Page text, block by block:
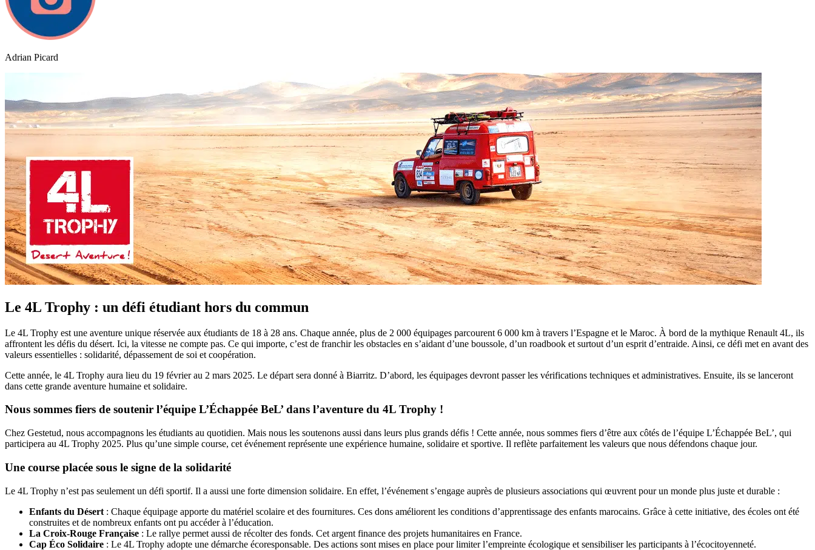
Adrian Picard
Le 4L Trophy : un défi étudiant hors du commun
Le 4L Trophy est une aventure unique réservée aux étudiants de 18 à 28 ans. Chaque année, plus de 2 000 équipages parcourent 6 000 km à travers l’Espagne et le Maroc. À bord de la mythique Renault 4L, ils
affrontent les défis du désert. Ici, la vitesse ne compte pas. Ce qui importe, c’est de franchir les obstacles en s’aidant d’une boussole, d’un roadbook et surtout d’un esprit d’entraide. Ainsi, ce défi met en avant des
valeurs essentielles : solidarité, dépassement de soi et coopération.
Cette année, le 4L Trophy aura lieu du 19 février au 2 mars 2025. Le départ sera donné à Biarritz. D’abord, les équipages devront passer les vérifications techniques et administratives. Ensuite, ils se lanceront
dans cette grande aventure humaine et solidaire.
Nous sommes fiers de soutenir l’équipe L’Échappée BeL’ dans l’aventure du 4L Trophy !
Chez Gestetud, nous accompagnons les étudiants au quotidien. Mais nous les soutenons aussi dans leurs plus grands défis ! Cette année, nous sommes fiers d’être aux côtés de l’équipe L’Échappée BeL’, qui
participera au 4L Trophy 2025. Plus qu’une simple course, cet événement représente une expérience humaine, solidaire et sportive. Il reflète parfaitement les valeurs que nous défendons chaque jour.
Une course placée sous le signe de la solidarité
Le 4L Trophy n’est pas seulement un défi sportif. Il a aussi une forte dimension solidaire. En effet, l’événement s’engage auprès de plusieurs associations qui œuvrent pour un monde plus juste et durable :
Enfants du Désert : Chaque équipage apporte du matériel scolaire et des fournitures. Ces dons améliorent les conditions d’apprentissage des enfants marocains. Grâce à cette initiative, des écoles ont été
construites et de nombreux enfants ont pu accéder à l’éducation.
La Croix-Rouge Française : Le rallye permet aussi de récolter des fonds. Cet argent finance des projets humanitaires en France.
Cap Éco Solidaire : Le 4L Trophy adopte une démarche écoresponsable. Des actions sont mises en place pour limiter l’empreinte écologique et sensibiliser les participants à l’écocitoyenneté.